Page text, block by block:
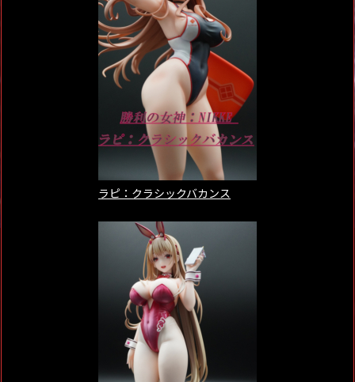
ラピ：クラシックバカンス